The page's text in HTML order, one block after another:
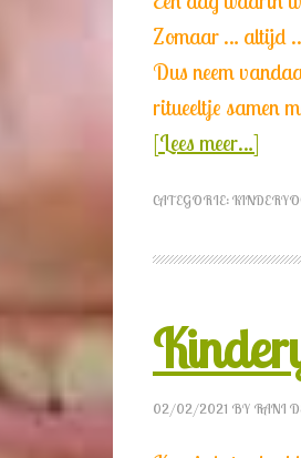
Zomaar … altijd
Dus neem
ritueeltje samen
[Lees meer…]
CATEGORIE:
02/02/2021 BY RANI